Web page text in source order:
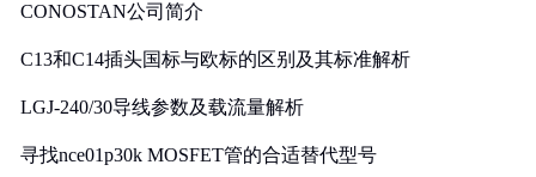
CONOSTAN公司简介
C13和C14插头国标与欧标的区别及其标准解析
LGJ-240/30导线参数及载流量解析
寻找nce01p30k MOSFET管的合适替代型号